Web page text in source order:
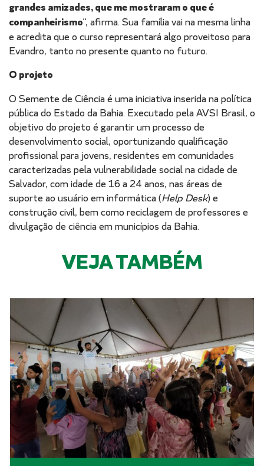
grandes amizades, que me mostraram o que é
companheirismo“, afirma. Sua família vai na mesma linha
e acredita que o curso representará algo proveitoso para
Evandro, tanto no presente quanto no futuro.
O projeto
O Semente de Ciência é uma iniciativa inserida na política
pública do Estado da Bahia. Executado pela AVSI Brasil, o
objetivo do projeto é garantir um processo de
desenvolvimento social, oportunizando qualificação
profissional para jovens, residentes em comunidades
caracterizadas pela vulnerabilidade social na cidade de
Salvador, com idade de 16 a 24 anos, nas áreas de
suporte ao usuário em informática (Help Desk) e
construção civil, bem como reciclagem de professores e
divulgação de ciência em municípios da Bahia.
VEJA TAMBÉM